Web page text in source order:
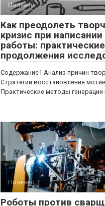
Полезно
Как преодолеть
кризис при
работы:
продолжения
Содержание1 Анализ причин
Стратегии восстановления
Практические методы генерации
Полезно
Роботы против